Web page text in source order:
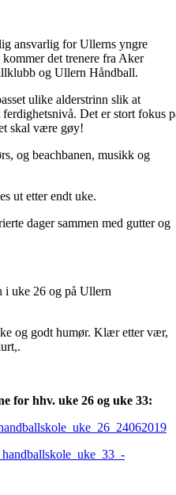
ansvarlig for Ullerns yngre
det trenere fra Aker
og Ullern Håndball.
ulike alderstrinn slik at
Det er stort fokus
skal være gøy!
og beachbanen, musikk og
ut etter endt uke.
dager sammen med gutter og
uke 26 og på Ullern
og godt humør. Klær etter vær,
for hhv. uke 26 og uke 33: